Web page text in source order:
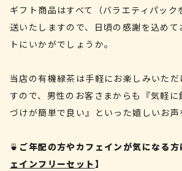
ギフト商品はすべて（バラエティパック
送いたしますので、日頃の感謝を込め
トにいかがでしょうか。
当店の有機緑茶は手軽にお楽しみいた
すので、男性のお客さまからも『気軽
づけが簡単で良い』といった嬉しいお
🍵 ご年配の方やカフェインが気になる
ェインフリーセット】